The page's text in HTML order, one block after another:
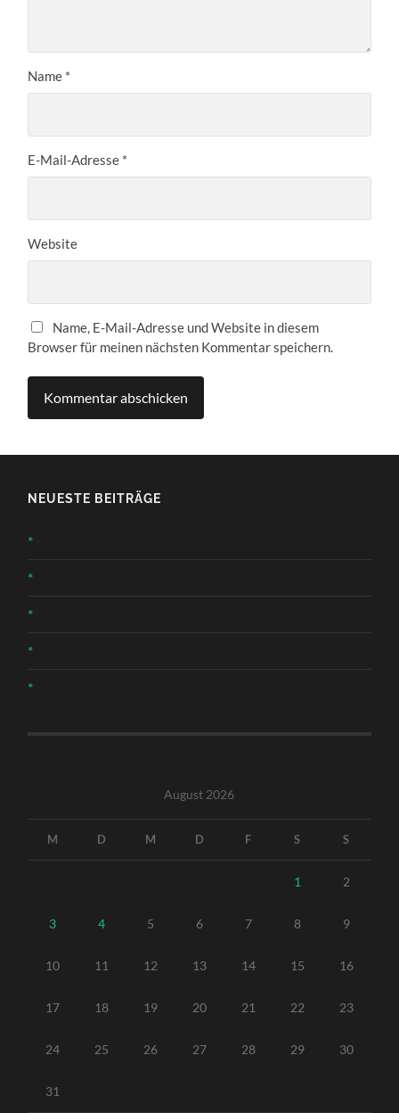
Name *
E-Mail-Adresse *
Website
Name, E-Mail-Adresse und Website in diesem
Browser für meinen nächsten Kommentar speichern.
NEUESTE BEITRÄGE
*
*
*
*
*
August 2026
M D M D F S S
1 2
3 4 5 6 7 8 9
10 11 12 13 14 15 16
17 18 19 20 21 22 23
24 25 26 27 28 29 30
31